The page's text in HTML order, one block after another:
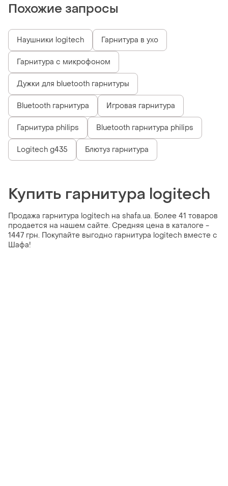
Похожие запросы
Наушники logitech Гарнитура в ухо
Гарнитура с микрофоном
Дужки для bluetooth гарнитуры
Bluetooth гарнитура Игровая гарнитура
Гарнитура philips Bluetooth гарнитура philips
Logitech g435 Блютуз гарнитура
Купить гарнитура logitech
Продажа гарнитура logitech на shafa.ua. Более 41 товаров
продается на нашем сайте. Средняя цена в каталоге -
1447 грн. Покупайте выгодно гарнитура logitech вместе с
Шафа!